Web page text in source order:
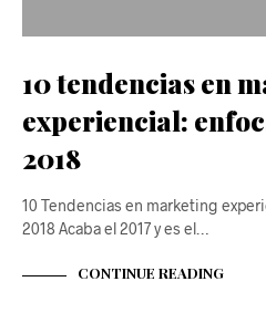
10 tendencias en
experiencial:
2018
10 Tendencias en marketing
2018 Acaba el 2017 y es el…
CONTINUE READING